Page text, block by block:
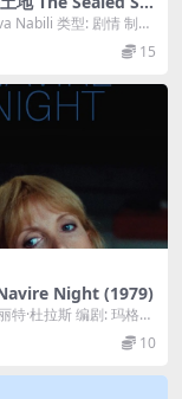
Nabili 类型: 剧情 制片
朗 语言: ...
15
Night (1979)
特·杜拉斯 编剧: 玛格丽
演: 多米妮克·桑达 / ...
10